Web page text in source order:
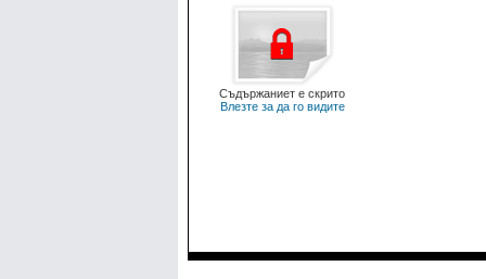
Съдържаниет е скрито
Влезте за да го видите